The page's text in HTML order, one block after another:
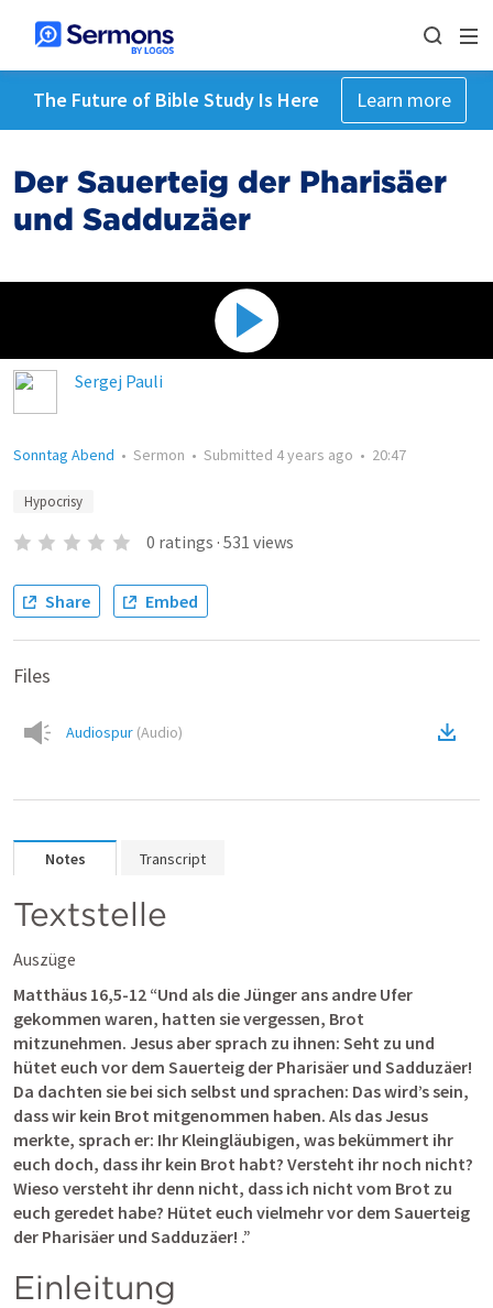
The Future of Bible Study Is Here Learn more
Der Sauerteig der Pharisäer
und Sadduzäer
Sergej Pauli
Sonntag Abend • Sermon • Submitted 4 years ago • 20:47
Hypocrisy
0 ratings · 531 views
Share Embed
Files
Audiospur (Audio)
Notes Transcript
Textstelle
Auszüge
Matthäus 16,5-12 “Und als die Jünger ans andre Ufer
gekommen waren, hatten sie vergessen, Brot
mitzunehmen. Jesus aber sprach zu ihnen: Seht zu und
hütet euch vor dem Sauerteig der Pharisäer und Sadduzäer!
Da dachten sie bei sich selbst und sprachen: Das wird’s sein,
dass wir kein Brot mitgenommen haben. Als das Jesus
merkte, sprach er: Ihr Kleingläubigen, was bekümmert ihr
euch doch, dass ihr kein Brot habt? Versteht ihr noch nicht?
Wieso versteht ihr denn nicht, dass ich nicht vom Brot zu
euch geredet habe? Hütet euch vielmehr vor dem Sauerteig
der Pharisäer und Sadduzäer! .”
Einleitung